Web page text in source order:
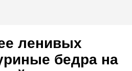
ленивых
бедра на